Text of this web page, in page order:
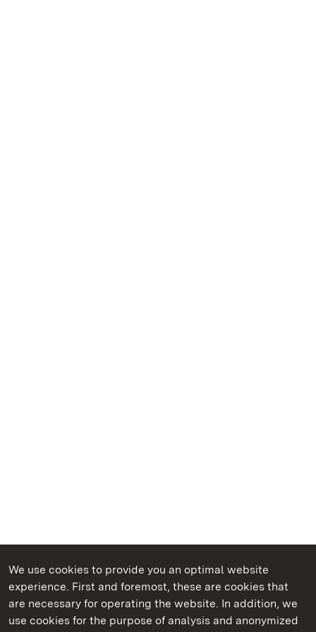
We use cookies to provide you an optimal website
experience. First and foremost, these are cookies that
are necessary for operating the website. In addition, we
use cookies for the purpose of analysis and anonymized
State Palaces and Gardens of Baden-Wuerttemberg